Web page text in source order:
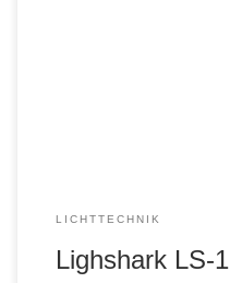
LICHTTECHNIK
Lighshark LS-1